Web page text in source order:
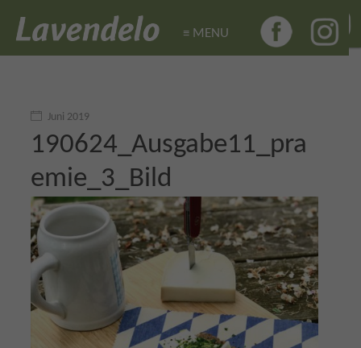
≡ MENU
≡ MENU
Juni 2019
190624_Ausgabe11_pra
emie_3_Bild